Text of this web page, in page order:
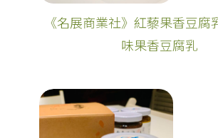
《名展商業社》紅藜果香豆腐
味果香豆腐乳